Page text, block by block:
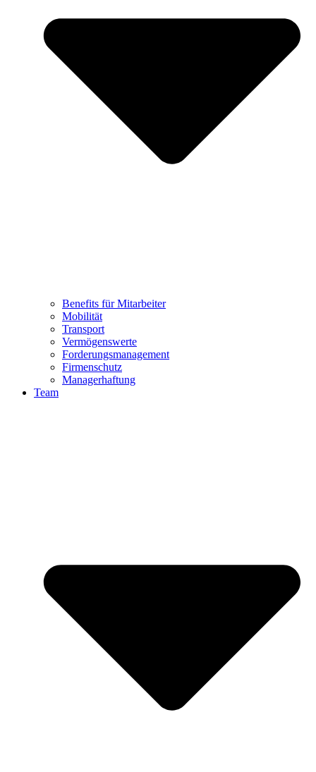
Benefits für Mitarbeiter
Mobilität
Transport
Vermögenswerte
Forderungsmanagement
Firmenschutz
Managerhaftung
Team